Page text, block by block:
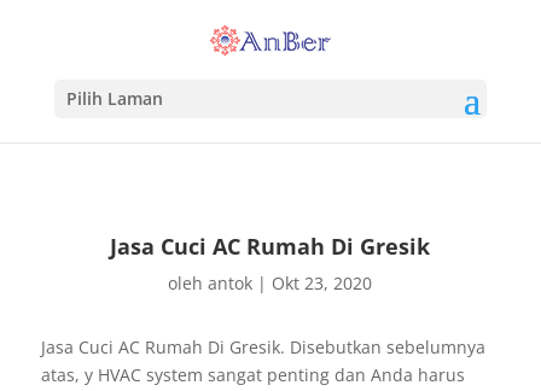
Pilih Laman
Jasa Cuci AC Rumah Di Gresik
olehantok | Okt 23, 2020
Jasa Cuci AC Rumah Di Gresik. Disebutkan sebelumnya
atas, y HVAC system sangat penting dan Anda harus